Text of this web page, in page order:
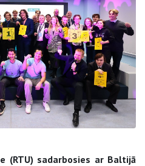
(RTU) sadarbosies ar Baltijā